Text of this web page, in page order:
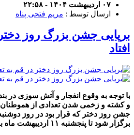
۰۷ اردیبهشت ۱۴۰۴ - ۲۲:۵۸
ارسال توسط : مریم فتحی پناه
برپایی جشن بزرگ روز
افتاد
با توجه به وقوع انفجار و آتش سوزی در
و کشته و زخمی شدن تعدادی از هموطنان
برگزار شود تا پنجشنبه ۱۱ اردیبهشت ماه به تعویق افتاد.